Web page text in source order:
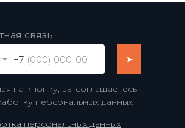
персональных данных
связь
+7 ➤
на кнопку, вы соглашаетесь
персональных данных